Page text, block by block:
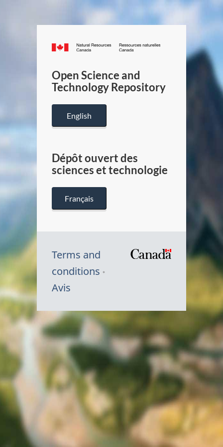
Canada.ca
/
Canada
Open Science and
Technology Repository
English
Dépôt ouvert des
sciences et technologie
Français
Terms and
conditions
Avis
Canada